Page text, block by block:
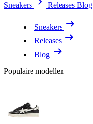
Sneakers
Releases Blog
Sneakers
Releases
Blog
Populaire modellen